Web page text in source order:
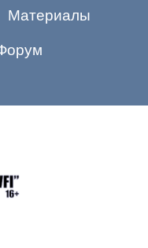
Материалы